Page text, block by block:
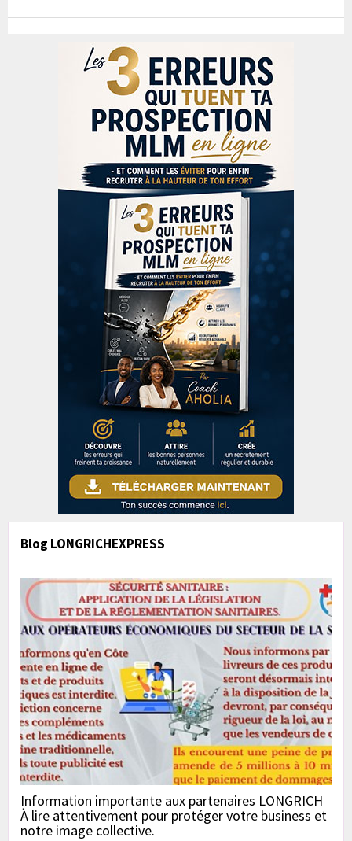
Blog LONGRICHEXPRESS
Information importante aux partenaires LONGRICH
À lire attentivement pour protéger votre business et
notre image collective.